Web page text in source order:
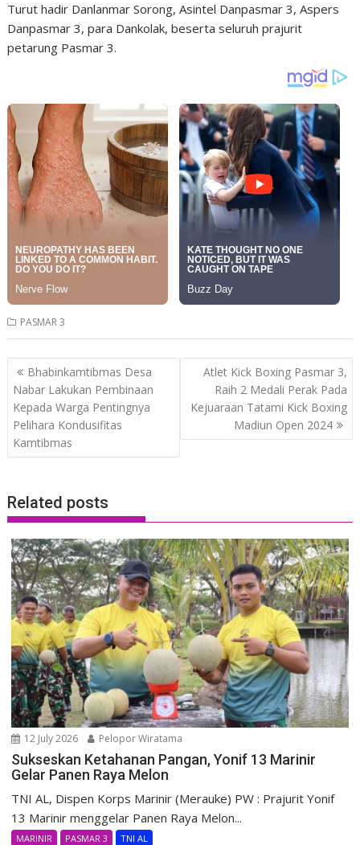
Turut hadir Danlanmar Sorong, Asintel Danpasmar 3, Aspers
Danpasmar 3, para Dankolak, beserta seluruh prajurit
petarung Pasmar 3.
PASMAR 3
Post
navigation
Bhabinkamtibmas Desa
Nabar Lakukan Pembinaan
Kepada Warga Pentingnya
Pelihara Kondusifitas
Kamtibmas
Atlet Kick Boxing Pasmar 3,
Raih 2 Medali Perak Pada
Kejuaraan Tatami Kick Boxing
Madiun Open 2024
Related posts
12 July 2026 Pelopor Wiratama
Sukseskan Ketahanan Pangan, Yonif 13 Marinir
Gelar Panen Raya Melon
TNI AL, Dispen Korps Marinir (Merauke) PW : Prajurit Yonif
13 Marinir menggelar Panen Raya Melon...
MARINIR PASMAR 3 TNI AL